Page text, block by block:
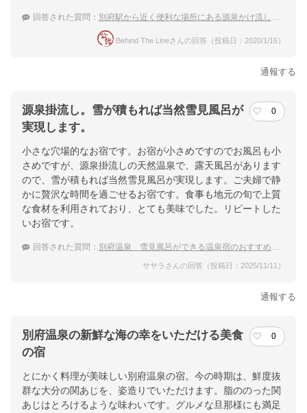
回答された質問： 別府駅から近く便利な場所にある源泉かけ流し温泉がある別府温泉の宿を教えて下さい
Behind The Lineさんの回答（投稿日：2020/1/16）
通報する
源泉掛流し。雪が積もれば当然雪見風呂が
実現します。
0
小さな穴場的なお宿です。お宿が小さめですのでお風呂も小
さめですが、源泉掛流しの天然温泉で、露天風呂があります
ので、雪が積もれば当然雪見風呂が実現します。ご夫婦で静
かに贅沢な時間を過ごせるお宿です。食事も地元の旬で上質
な食材を利用されており、とても美味でした。リピートした
いお宿です。
回答された質問： 別府温泉 雪見風呂ができる温泉宿のおすすめを教えて！
ササラさんの回答（投稿日：2025/11/11）
通報する
別府温泉の新鮮な海の幸をいただける美食
の宿
0
とにかく料理が美味しい別府温泉の宿。今の時期は、鮮度抜
群な大分の関あじを、姿造りでいただけます。脂ののった関
あじはとろけるような味わいです。グルメな旦那様にも満足